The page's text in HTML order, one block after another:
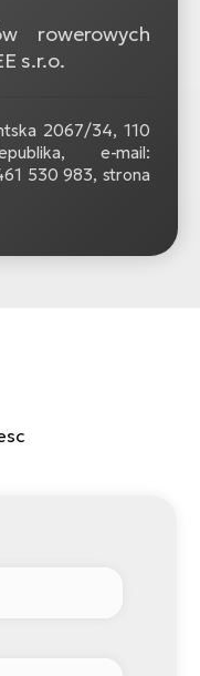
rowerowych
s.r.o.
2067/34, 110
e-mail:
530 983, strona